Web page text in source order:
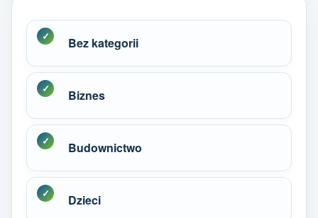
Bez kategorii
Biznes
Budownictwo
Dzieci